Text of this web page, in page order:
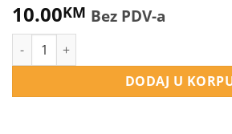
10.00KM Bez PDV-a
Sufara - priručnik za učenje kur'anskog
DODAJ U